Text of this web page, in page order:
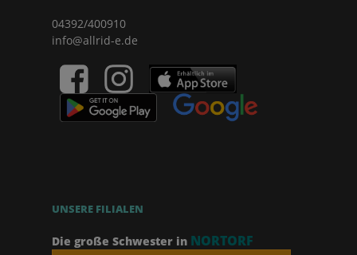
04392/400910
info@allrid-e.de
UNSERE FILIALEN
Die große Schwester in NORTORF